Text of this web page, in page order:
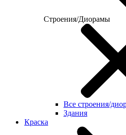
Строения/Диорамы
Все строения/
Здания
Краска